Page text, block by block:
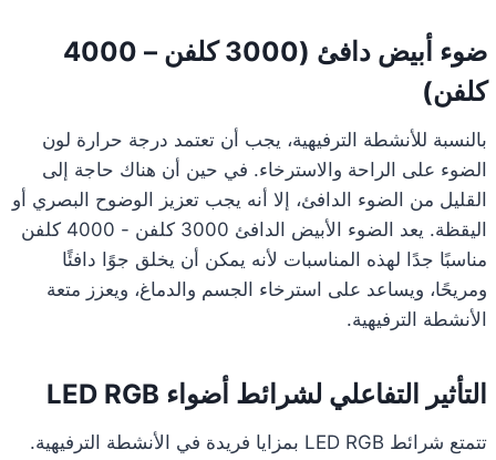
ضوء أبيض دافئ (3000 كلفن – 4000
كلفن)
بالنسبة للأنشطة الترفيهية، يجب أن تعتمد درجة حرارة لون
الضوء على الراحة والاسترخاء. في حين أن هناك حاجة إلى
القليل من الضوء الدافئ، إلا أنه يجب تعزيز الوضوح البصري أو
اليقظة. يعد الضوء الأبيض الدافئ 3000 كلفن - 4000 كلفن
مناسبًا جدًا لهذه المناسبات لأنه يمكن أن يخلق جوًا دافئًا
ومريحًا، ويساعد على استرخاء الجسم والدماغ، ويعزز متعة
الأنشطة الترفيهية.
التأثير التفاعلي لشرائط أضواء LED RGB
تتمتع شرائط LED RGB بمزايا فريدة في الأنشطة الترفيهية.